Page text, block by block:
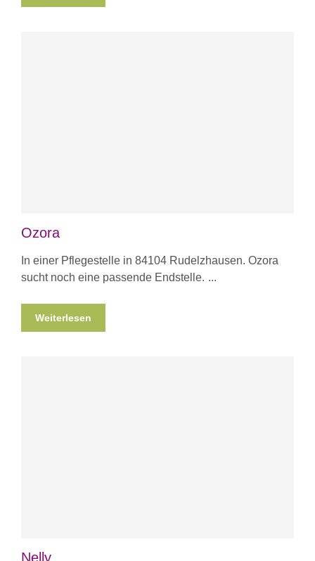
Ozora
In einer Pflegestelle in 84104 Rudelzhausen. Ozora
sucht noch eine passende Endstelle.
Weiterlesen
Nelly